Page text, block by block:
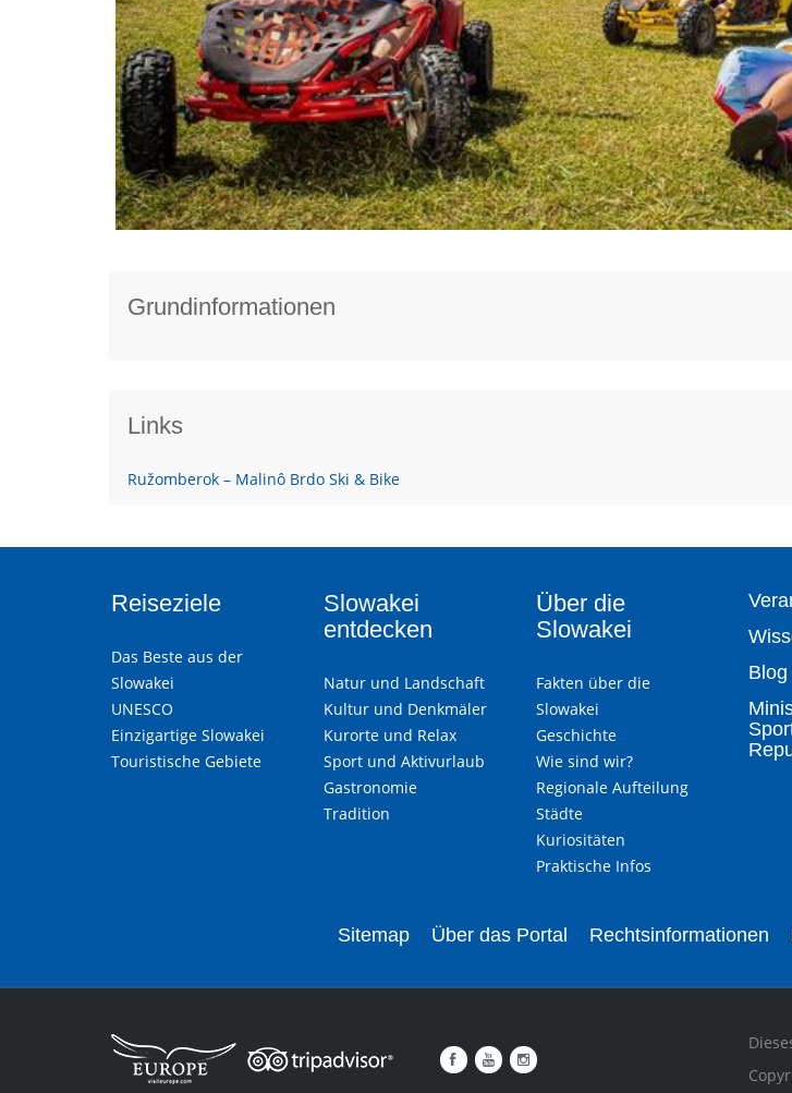
Grundinformationen
Links
Ružomberok – Malinô Brdo Ski & Bike
Reiseziele
Das Beste aus der
Slowakei
UNESCO
Einzigartige Slowakei
Touristische Gebiete
Slowakei
entdecken
Natur und Landschaft
Kultur und Denkmäler
Kurorte und Relax
Sport und Aktivurlaub
Gastronomie
Tradition
Über die
Slowakei
Fakten über die
Slowakei
Geschichte
Wie sind wir?
Regionale Aufteilung
Städte
Kuriositäten
Praktische Infos
Blog
Sitemap Über das Portal Rechtsinformationen